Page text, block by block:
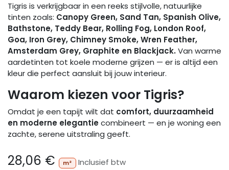
Tigris is verkrijgbaar in een reeks stijlvolle, natuurlijke
tinten zoals: Canopy Green, Sand Tan, Spanish Olive,
Bathstone, Teddy Bear, Rolling Fog, London Roof,
Goa, Iron Grey, Chimney Smoke, Wren Feather,
Amsterdam Grey, Graphite en Blackjack.Van warme
aardetinten tot koele moderne grijzen — er is altijd een
kleur die perfect aansluit bij jouw interieur.
Waarom kiezen voor Tigris?
Omdat je een tapijt wilt dat comfort, duurzaamheid
en moderne elegantiecombineert — en je woning een
zachte, serene uitstraling geeft.
28,06 € m² Inclusief btw